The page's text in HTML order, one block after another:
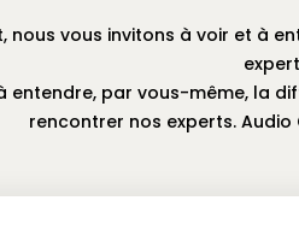
nous vous invitons à voir et à
entendre, par vous-même, la
rencontrer nos experts.